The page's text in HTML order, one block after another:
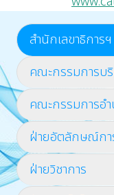
สำนักเลขาธิการฯ
คณะกรรมการบริ
คณะกรรมการอ
ฝ่ายอัตลักษณ์ก
ฝ่ายวิชาการ